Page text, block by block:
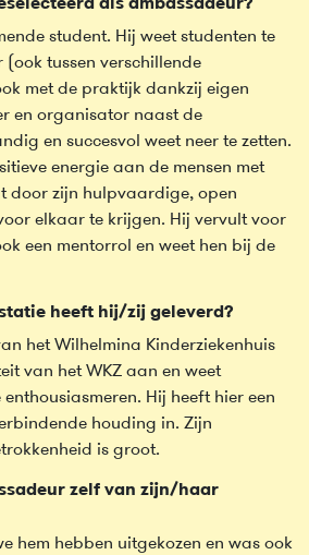
als ambassadeur?
student. Hij weet studenten te
tussen verschillende
met de praktijk dankzij eigen
en organisator naast de
en succesvol weet neer te zetten.
energie aan de mensen met
door zijn hulpvaardige, open
elkaar te krijgen. Hij vervult voor
een mentorrol en weet hen bij de
heeft hij/zij geleverd?
het Wilhelmina Kinderziekenhuis
van het WKZ aan en weet
Hij heeft hier een
houding in. Zijn
is groot.
zelf van zijn/haar
hem hebben uitgekozen en was ook